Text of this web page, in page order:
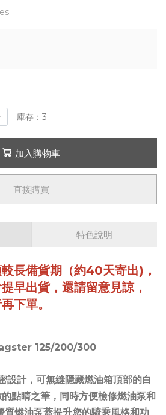
庫存：3
加入購物車
直接購買
特色說明
長備貨期（約40天寄出)，
早出貨，還請留意見諒，
下單。
125/200/300
設計，可無縫隱藏燃油箱頂部的白
點睛之筆，同時方便檢修燃油泵和
質燃油泵蓋提升您的騎乘風格和功